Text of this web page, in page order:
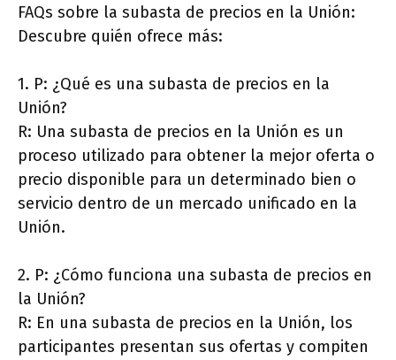
FAQs sobre la subasta de precios en la Unión:
Descubre quién ofrece más:
1. P: ¿Qué es una subasta de precios en la
Unión?
R: Una subasta de precios en la Unión es un
proceso utilizado para obtener la mejor oferta o
precio disponible para un determinado bien o
servicio dentro de un mercado unificado en la
Unión.
2. P: ¿Cómo funciona una subasta de precios en
la Unión?
R: En una subasta de precios en la Unión, los
participantes presentan sus ofertas y compiten